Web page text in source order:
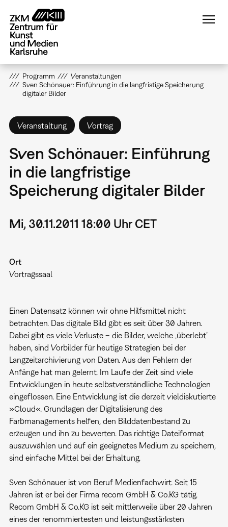
zum
Inhalt
Programm
Veranstaltungen
Sven Schönauer: Einführung in die langfristige Speicherung
digitaler Bilder
Veranstaltung Vortrag
Sven Schönauer: Einführung
in die langfristige
Speicherung digitaler Bilder
Mi, 30.11.2011 18:00 Uhr CET
Ort
Vortragssaal
Einen Datensatz können wir ohne Hilfsmittel nicht
betrachten. Das digitale Bild gibt es seit über 30 Jahren.
Dabei gibt es viele Verluste – die Bilder, welche ‚überlebt’
haben, sind Vorbilder für heutige Strategien bei der
Langzeitarchivierung von Daten. Aus den Fehlern der
Anfänge hat man gelernt. Im Laufe der Zeit sind viele
Entwicklungen in heute selbstverständliche Technologien
eingeflossen. Eine Entwicklung ist die derzeit vieldiskutierte
»Cloud«. Grundlagen der Digitalisierung des
Farbmanagements helfen, den Bilddatenbestand zu
erzeugen und ihn zu bewerten. Das richtige Dateiformat
auszuwählen und auf ein geeignetes Medium zu speichern,
sind einfache Mittel bei der Erhaltung.
Sven Schönauer ist von Beruf Medienfachwirt. Seit 15
Jahren ist er bei der Firma recom GmbH & Co.KG tätig.
Recom GmbH & Co.KG ist seit mittlerweile über 20 Jahren
eines der renommiertesten und leistungsstärksten